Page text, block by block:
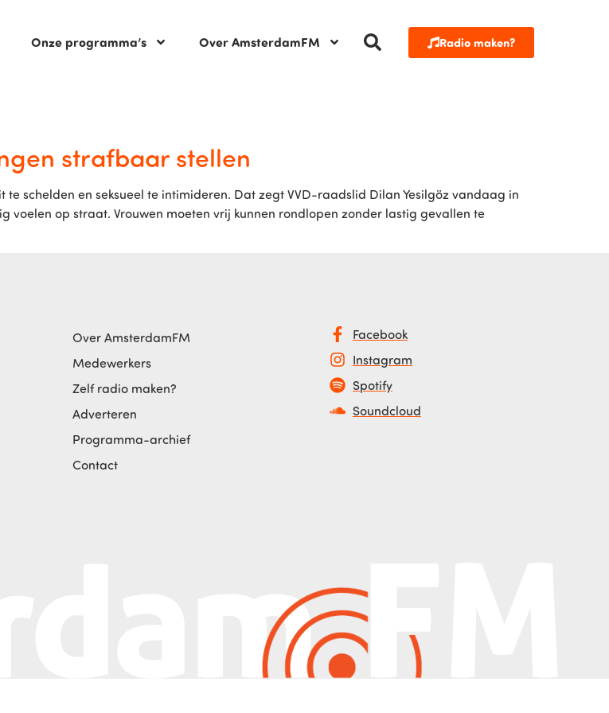
Onze programma’s Over AmsterdamFM Radio maken?
strafbaar stellen
schelden en seksueel te intimideren. Dat zegt VVD-raadslid Dilan Yesilgöz vandaag in
op straat. Vrouwen moeten vrij kunnen rondlopen zonder lastig gevallen te
Over AmsterdamFM
Medewerkers
Zelf radio maken?
Adverteren
Programma-archief
Contact
Facebook
Instagram
Spotify
Soundcloud